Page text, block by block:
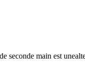
seconde main est